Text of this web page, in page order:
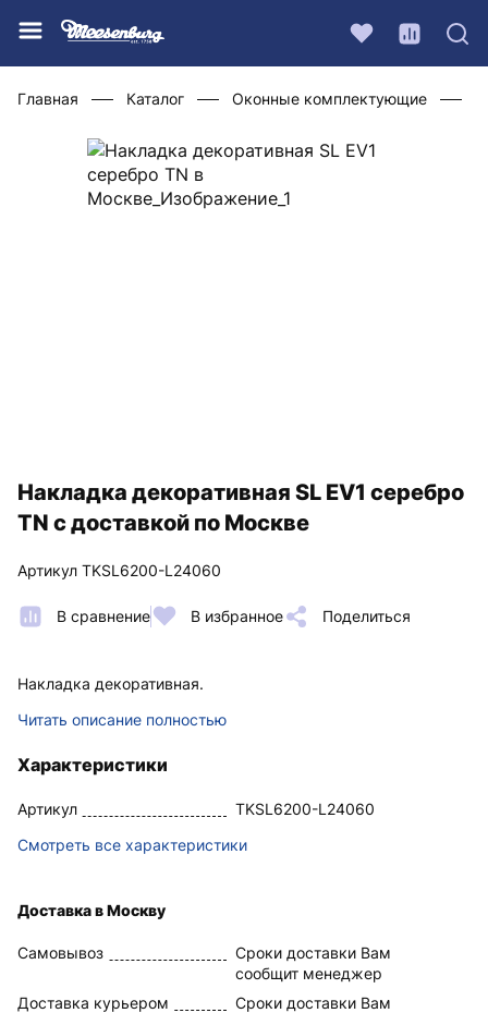
Главная Каталог Оконные комплектующие
Накладка декоративная SL EV1 серебро
TN с доставкой по Москве
Артикул TKSL6200-L24060
В сравнение В избранное Поделиться
Накладка декоративная.
Читать описание полностью
Характеристики
Артикул
TKSL6200-L24060
Смотреть все характеристики
Доставка в Москву
Самовывоз
Сроки доставки Вам
сообщит менеджер
Доставка курьером
Сроки доставки Вам